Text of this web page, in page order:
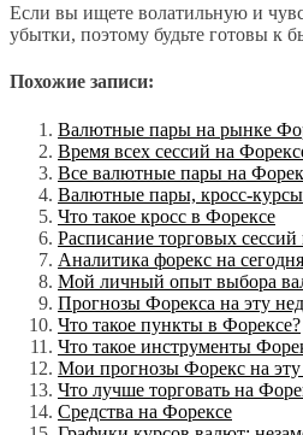
Если вы ищете волатильную и
убытки, поэтому будьте готовы к
Похожие записи:
Валютные пары на рынке
Время всех сессий на
Все валютные пары на
Валютные пары, кросс-
Что такое кросс в Форексе
Расписание торговых
Аналитика форекс на
Мой личный опыт выбора
Прогнозы Форекса на эту
Что такое пункты в Форексе?
Что такое инструменты
Мои прогнозы Форекс на
Что лучше торговать на
Средства на Форексе